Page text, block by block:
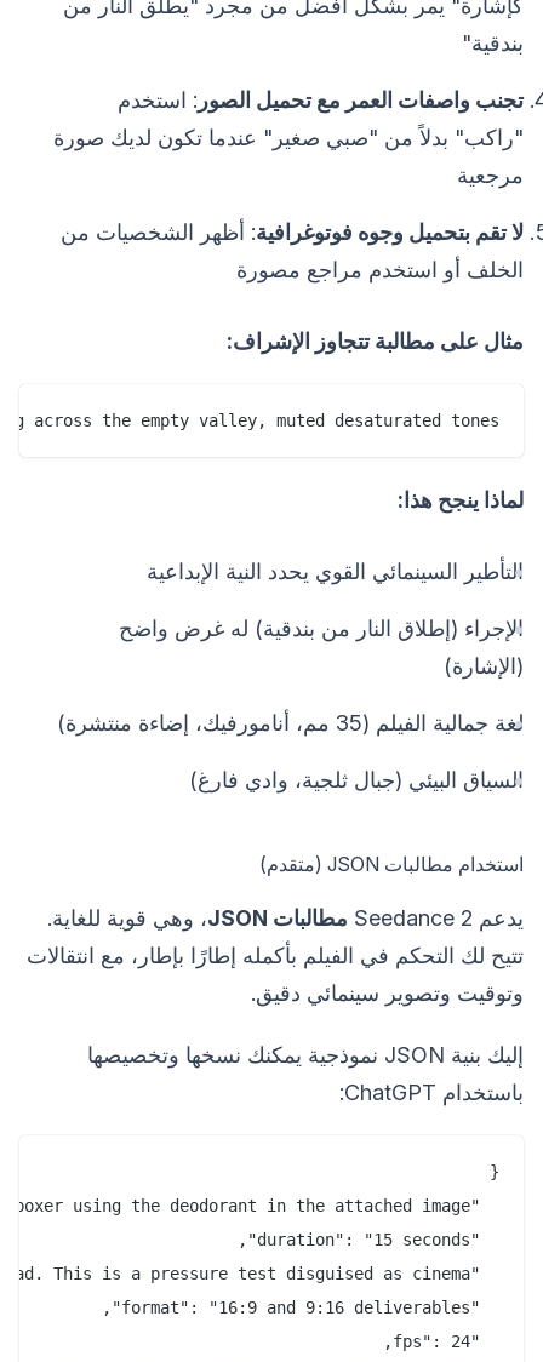
كإشارة" يمر بشكل أفضل من مجرد "يطلق النار من
بندقية"
تجنب واصفات العمر مع تحميل الصور : استخدم
"راكب" بدلاً من "صبي صغير" عندما تكون لديك صورة
مرجعية
لا تقم بتحميل وجوه فوتوغرافية: أظهر الشخصيات من
الخلف أو استخدم مراجع مصورة
مثال على مطالبة تتجاوز الإشراف:
across the empty valley, muted desaturated tones
لماذا ينجح هذا:
التأطير السينمائي القوي يحدد النية الإبداعية
الإجراء (إطلاق النار من بندقية) له غرض واضح
(الإشارة)
لغة جمالية الفيلم (35 مم، أنامورفيك، إضاءة منتشرة)
السياق البيئي (جبال ثلجية، وادي فارغ)
استخدام مطالبات JSON (متقدم)
يدعم Seedance 2 مطالبات JSON
، وهي قوية للغاية.
تتيح لك التحكم في الفيلم بأكمله إطارًا بإطار، مع انتقالات
وتوقيت وتصوير سينمائي دقيق.
إليك بنية JSON نموذجية يمكنك نسخها وتخصيصها
باستخدام ChatGPT: